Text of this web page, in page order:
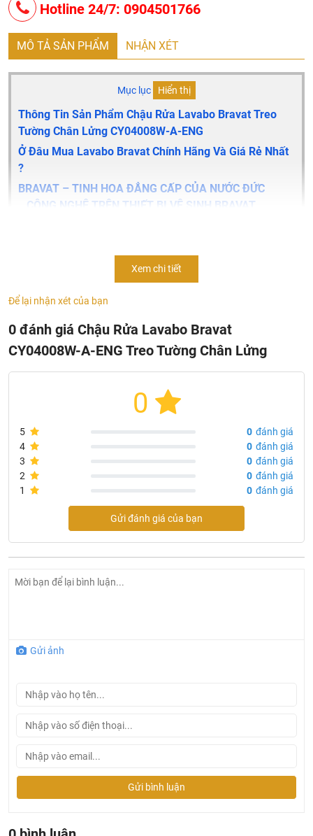
Hotline 24/7: 0904501766
MÔ TẢ SẢN PHẨM NHẬN XÉT
Mục lục Hiển thị
Thông Tin Sản Phẩm Chậu Rửa Lavabo Bravat Treo
Tường Chân Lửng CY04008W-A-ENG
Ở Đâu Mua Lavabo Bravat Chính Hãng Và Giá Rẻ Nhất
?
BRAVAT – TINH HOA ĐẲNG CẤP CỦA NƯỚC ĐỨC
CÔNG NGHỆ TRÊN THIẾT BỊ VỆ SINH BRAVAT
CY04008W-A-ENG
Mã sản phẩm: CY04008W-A-ENG
Chất liệu: Sứ cao cấp
Tráng men công nghệ cao
Ở đâu mua lavabo Bravat chính hãng và giá rẻ nhất ?
Khalinguyen.vn là đơn vị cung cấp sản phẩm chậu
lavabo Bravat chính thức và chính hãng tại Việt Nam,
bởi Khalinguyen.vn là chính hãng.
Xem chi tiết
Để lại nhận xét của bạn
0 đánh giá Chậu Rửa Lavabo Bravat
CY04008W-A-ENG Treo Tường Chân Lửng
0
5 0 đánh giá
4
0 đánh giá
3
0 đánh giá
2
0 đánh giá
1
0 đánh giá
Gửi đánh giá của bạn
Gửi ảnh
Gửi bình luận